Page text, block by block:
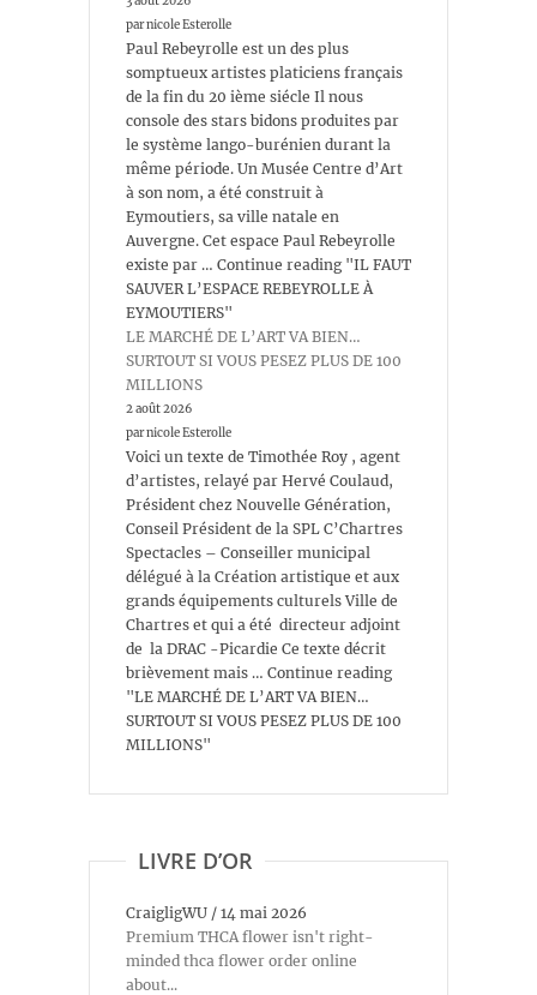
par nicole Esterolle
Paul Rebeyrolle est un des plus
somptueux artistes platiciens français
de la fin du 20 ième siécle Il nous
console des stars bidons produites par
le système lango-burénien durant la
même période. Un Musée Centre d’Art
à son nom, a été construit à
Eymoutiers, sa ville natale en
Auvergne. Cet espace Paul Rebeyrolle
existe par … Continue reading "IL FAUT
SAUVER L’ESPACE REBEYROLLE À
EYMOUTIERS"
LE MARCHÉ DE L’ART VA BIEN…
SURTOUT SI VOUS PESEZ PLUS DE 100
MILLIONS
2 août 2026
par nicole Esterolle
Voici un texte de Timothée Roy , agent
d’artistes, relayé par Hervé Coulaud,
Président chez Nouvelle Génération,
Conseil Président de la SPL C’Chartres
Spectacles – Conseiller municipal
délégué à la Création artistique et aux
grands équipements culturels Ville de
Chartres et qui a été directeur adjoint
de la DRAC -Picardie Ce texte décrit
brièvement mais … Continue reading
"LE MARCHÉ DE L’ART VA BIEN…
SURTOUT SI VOUS PESEZ PLUS DE 100
MILLIONS"
LIVRE D’OR
CraigligWU / 14 mai 2026
Premium THCA flower isn't right-
minded thca flower order online
about...